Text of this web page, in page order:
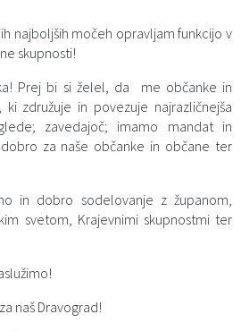
najboljših močeh opravljam funkcijo v
skupnosti!
Prej bi si želel, da me občanke in
združuje in povezuje najrazličnejša
zavedajoč; imamo mandat in
za naše občanke in občane ter
in dobro sodelovanje z županom,
svetom, Krajevnimi skupnostmi ter
naš Dravograd!